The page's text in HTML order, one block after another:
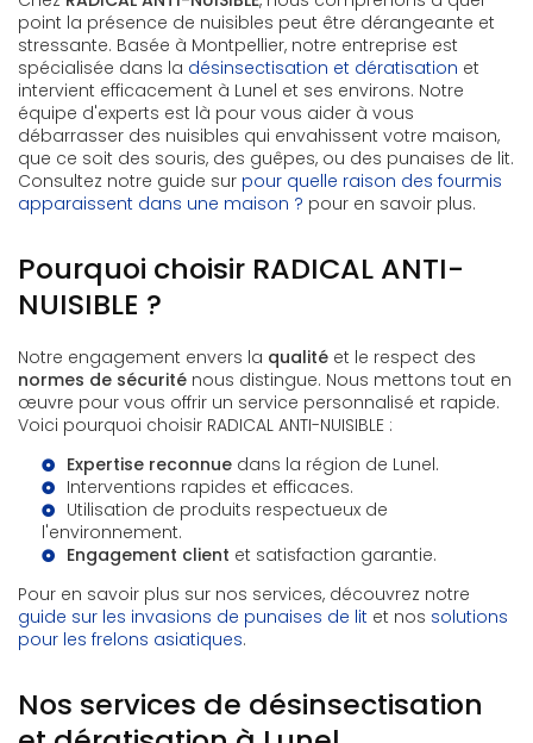
point la présence de nuisibles peut être dérangeante et
stressante. Basée à Montpellier, notre entreprise est
spécialisée dans la désinsectisation et dératisation et
intervient efficacement à Lunel et ses environs. Notre
équipe d'experts est là pour vous aider à vous
débarrasser des nuisibles qui envahissent votre maison,
que ce soit des souris, des guêpes, ou des punaises de lit.
Consultez notre guide sur pour quelle raison des fourmis
apparaissent dans une maison ? pour en savoir plus.
Pourquoi choisir RADICAL ANTI-
NUISIBLE ?
Notre engagement envers la qualité et le respect des
normes de sécurité nous distingue. Nous mettons tout en
œuvre pour vous offrir un service personnalisé et rapide.
Voici pourquoi choisir RADICAL ANTI-NUISIBLE :
Expertise reconnue dans la région de Lunel.
Interventions rapides et efficaces.
Utilisation de produits respectueux de
l'environnement.
Engagement client et satisfaction garantie.
Pour en savoir plus sur nos services, découvrez notre
guide sur les invasions de punaises de lit et nos solutions
pour les frelons asiatiques.
Nos services de désinsectisation